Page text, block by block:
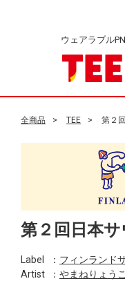
ウェアラブル
全商品 TEE 第２
第２回日本
Label ： フィンランド
Artist
： やまねりょう